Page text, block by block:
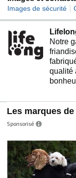
sac à
pour les
camping, les
promenades
Installation facile
montage se fait
commencer
problèmes de
l'utilisation,
de nous assurer
Images de sécurité
Notre
qualité
Les marques
Sponsorisé